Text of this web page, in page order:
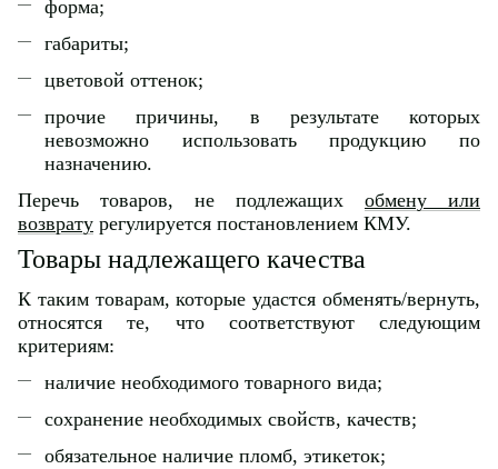
форма;
габариты;
цветовой оттенок;
прочие причины, в результате которых
невозможно использовать продукцию по
назначению.
Перечь товаров, не подлежащих обмену или
возврату регулируется постановлением КМУ.
Товары надлежащего качества
К таким товарам, которые удастся обменять/вернуть,
относятся те, что соответствуют следующим
критериям:
наличие необходимого товарного вида;
сохранение необходимых свойств, качеств;
обязательное наличие пломб, этикеток;